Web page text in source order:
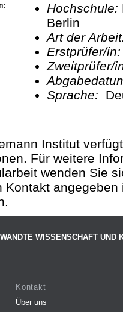
Hochschule:
Berlin
Art der
Erstprüfer/
Sprache:
Institut
Für weitere
wenden Sie
Kontakt
WISSENSCHAFT UND
Kontakt
Über uns